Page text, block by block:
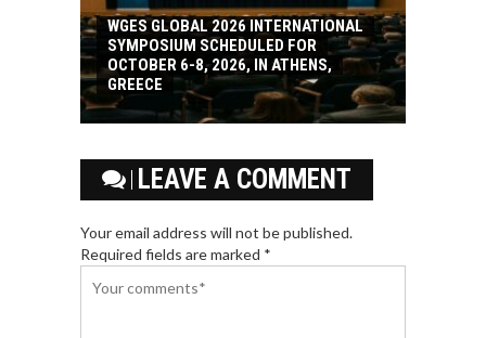
WGES GLOBAL 2026 INTERNATIONAL
SYMPOSIUM SCHEDULED FOR
OCTOBER 6-8, 2026, IN ATHENS,
GREECE
LEAVE A COMMENT
Your email address will not be published.
Required fields are marked *